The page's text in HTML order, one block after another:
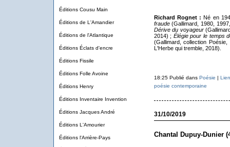
Éditions Cousu Main
Éditions de L'Amandier
Éditions de l'Atlantique
Éditions Éclats d'encre
Éditions Fissile
Éditions Folle Avoine
Éditions Henry
Éditions Inventaire Invention
Éditions Jacques André
Éditions L'Amourier
Éditions l'Arrière-Pays
Richard Rognet : Né en
fraude(Gallimard, 1980,
Dérive du voyageur
2014) ; Élégie pour le temps
(Gallimard, collection
L'Herbe qui tremble, 2018).
18:25 Publié dans Poésie |
poésie contemporaine
31/10/2019
Chantal Dupuy-Dunier